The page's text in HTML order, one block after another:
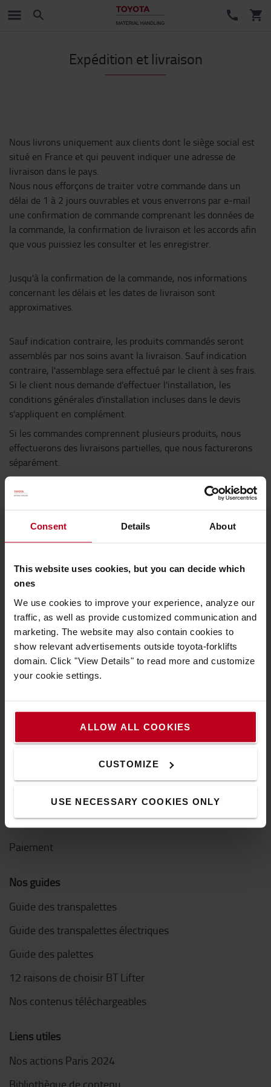
Consent Details About
This website uses cookies, but you can decide which
ones
We use cookies to improve your experience, analyze our
traffic, as well as provide customized communication and
marketing. The website may also contain cookies to
show relevant advertisements outside toyota-forklifts
domain. Click "View Details" to read more and customize
your cookie settings.
ALLOW ALL COOKIES
CUSTOMIZE
USE NECESSARY COOKIES ONLY
Expédition et livraison
Nous livrons uniquement aux clients dont le siège social est
situé en France et qui peuvent indiquer une adresse de
livraison dans le pays.
Nous nous efforçons de traiter votre commande dans un
délai de 1 à 2 jours ouvrables et vous enverrons par e-mail
une confirmation de commande comprenant les données de
la commande, la confirmation de livraison et les accords afin
que vous puissiez les consulter et les enregistrer.
Jusqu'à la confirmation de la commande, nos informations
concernant les délais et les dates de livraison sont
approximatives.
Sauf indication contraire, les produits commandés seront
assemblés par nos soins avant la livraison. Sauf indication
contraire, l'assemblage sera effectué par le client à ses frais.
Si le client nous demande d'effectuer l'installation, les
conditions générales d'installation incluses dans le devis
s'appliquent en complément.
Si les commandes comprennent plusieurs produits, nous
effectuerons des livraisons partielles, que nous facturerons
séparément.
Nous connaître
Choisir Toyota
Toyota Production System
Le Concept de Service Toyota (TSC)
Système Actif de Stabilité (SAS)
Découvrez nos offres d'emploi
Notre guide pour réussir son achat en ligne
Questions fréquentes
Livraison
Paiement
Nos guides
Guide des transpalettes
Guide des transpalettes électriques
Guide des palettes
12 raisons de choisir BT Lifter
Nos contenus téléchargeables
Liens utiles
Nos actions Paris 2024
Bibliothèque de contenu